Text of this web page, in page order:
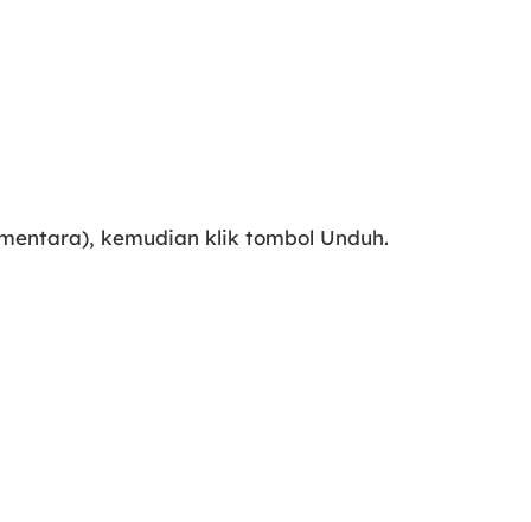
kemudian klik tombol Unduh.